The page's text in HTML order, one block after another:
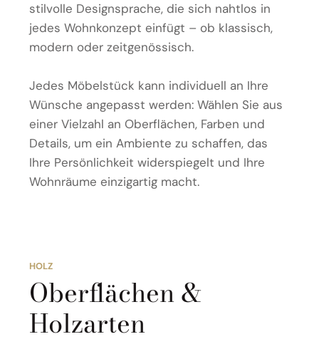
stilvolle Designsprache, die sich nahtlos in
jedes Wohnkonzept einfügt – ob klassisch,
modern oder zeitgenössisch.
Jedes Möbelstück kann individuell an Ihre
Wünsche angepasst werden: Wählen Sie aus
einer Vielzahl an Oberflächen, Farben und
Details, um ein Ambiente zu schaffen, das
Ihre Persönlichkeit widerspiegelt und Ihre
Wohnräume einzigartig macht.
HOLZ
Oberflächen &
Holzarten